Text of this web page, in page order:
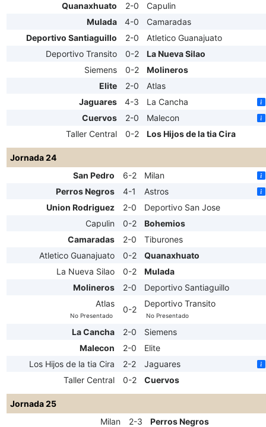
Quanaxhuato
2-0
Capulin
Mulada
4-0
Camaradas
Deportivo Santiaguillo
2-0
Atletico Guanajuato
Deportivo Transito
0-2
La Nueva Silao
Siemens
0-2
Molineros
Elite
2-0
Atlas
Jaguares
4-3
La Cancha
Cuervos
2-0
Malecon
Taller Central
0-2 Los Hijos de la tia Cira
Jornada 24
San Pedro
6-2
Milan
Perros Negros
4-1
Astros
Union Rodriguez
2-0
Deportivo San Jose
Capulin
0-2
Bohemios
Camaradas
2-0
Tiburones
Atletico Guanajuato
0-2
Quanaxhuato
La Nueva Silao
0-2
Mulada
Molineros
2-0
Deportivo Santiaguillo
Atlas
No Presentado
0-2
Deportivo Transito
No Presentado
La Cancha 2-0
Siemens
Malecon
2-0
Elite
Los Hijos de la tia Cira
2-2
Jaguares
Taller Central
0-2 Cuervos
Jornada 25
Milan
2-3
Perros Negros